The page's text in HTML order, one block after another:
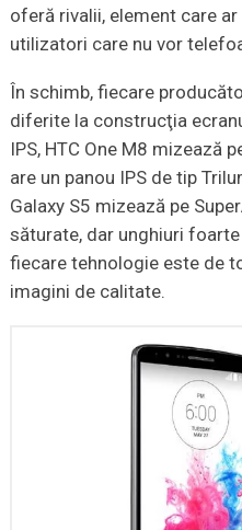
oferă rivalii, element care
utilizatori care nu vor
În schimb, fiecare
diferite la construcţia
IPS, HTC One M8 mizează
are un panou IPS de tip
Galaxy S5 mizează pe
săturate, dar unghiuri
fiecare tehnologie este de
imagini de calitate.